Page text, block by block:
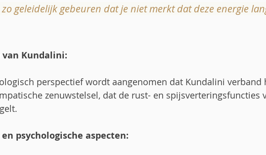
geleidelijk gebeuren dat je niet merkt dat deze energie
van Kundalini:
perspectief wordt aangenomen dat Kundalini verband
zenuwstelsel, dat de rust- en spijsverteringsfuncties
psychologische aspecten: